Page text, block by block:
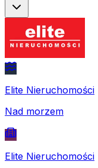
Elite Nieruchomości
Nad morzem
Elite Nieruchomości